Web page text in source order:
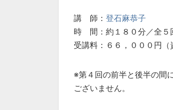
講 師： 登石麻恭子
時 間：約１８０分／全５
受講料：６６，０００円（
※第４回の前半と後半の間
ございません。